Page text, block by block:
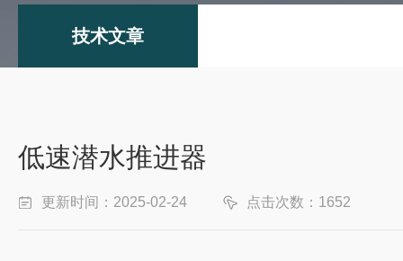
技术文章
低速潜水推进器
更新时间：2025-02-24 点击次数：1652